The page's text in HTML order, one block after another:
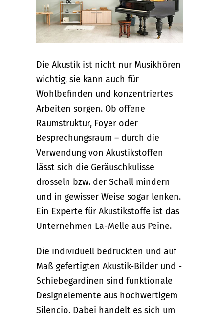
Die Akustik ist nicht nur Musikhören
wichtig, sie kann auch für
Wohlbefinden und konzentriertes
Arbeiten sorgen. Ob offene
Raumstruktur, Foyer oder
Besprechungsraum – durch die
Verwendung von Akustikstoffen
lässt sich die Geräuschkulisse
drosseln bzw. der Schall mindern
und in gewisser Weise sogar lenken.
Ein Experte für Akustikstoffe ist das
Unternehmen La-Melle aus Peine.
Die individuell bedruckten und auf
Maß gefertigten Akustik-Bilder und -
Schiebegardinen sind funktionale
Designelemente aus hochwertigem
Silencio. Dabei handelt es sich um